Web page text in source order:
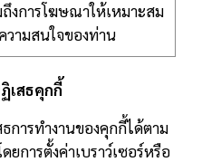
ถึงการโฆษณาให้เหมาะสม
วามสนใจของท่าน
เสธคุกกี้
การทำงานของคุกกี้ได้ตาม
ยการตั้งค่าเบราว์เซอร์หรือ